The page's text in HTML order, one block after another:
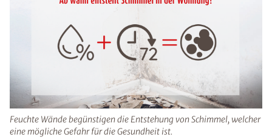
Raumluftfeuchtigkeit von 70-80 % kann sich
bereits nach drei Tagen Schimmel an der
Tapete bilden. Resultierend aus der Belastung
durch Schimmelsporen können Haut- und
Augenreizungen sowie Infekte auftreten.